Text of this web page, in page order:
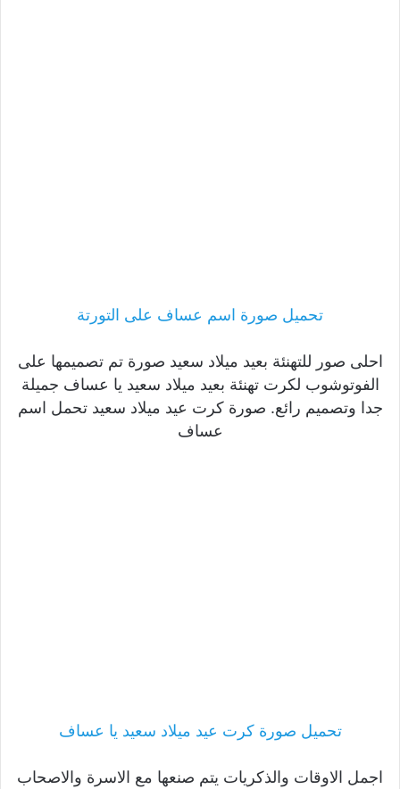
تحميل صورة اسم عساف على التورتة
احلى صور للتهنئة بعيد ميلاد سعيد صورة تم تصميمها على
الفوتوشوب لكرت تهنئة بعيد ميلاد سعيد يا عساف جميلة
جدا وتصميم رائع. صورة كرت عيد ميلاد سعيد تحمل اسم
عساف
تحميل صورة كرت عيد ميلاد سعيد يا عساف
اجمل الاوقات والذكريات يتم صنعها مع الاسرة والاصحاب